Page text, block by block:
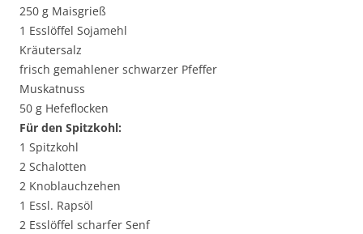
250 g Maisgrieß
1 Esslöffel Sojamehl
Kräutersalz
frisch gemahlener schwarzer Pfeffer
Muskatnuss
50 g Hefeflocken
Für den Spitzkohl:
1 Spitzkohl
2 Schalotten
2 Knoblauchzehen
1 Essl. Rapsöl
2 Esslöffel scharfer Senf